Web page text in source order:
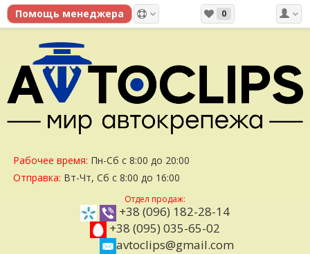
0
Рабочее время: Пн-Сб с 8:00 до 20:00
Отправка: Вт-Чт, Сб с 8:00 до 16:00
Отдел продаж:
+38 (096) 182-28-14
+38 (095) 035-65-02
avtoclips@gmail.com